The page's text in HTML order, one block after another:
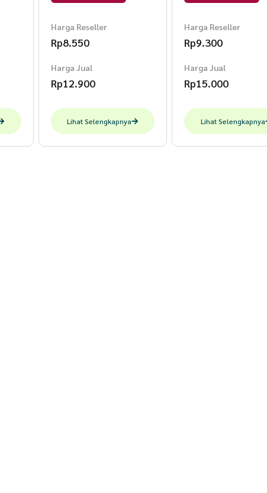
Harga Reseller
Rp8.550
Harga Jual
Rp12.900
Lihat Selengkapnya
Harga Reseller
Rp9.300
Harga Jual
Rp15.000
Lihat Selengkapnya